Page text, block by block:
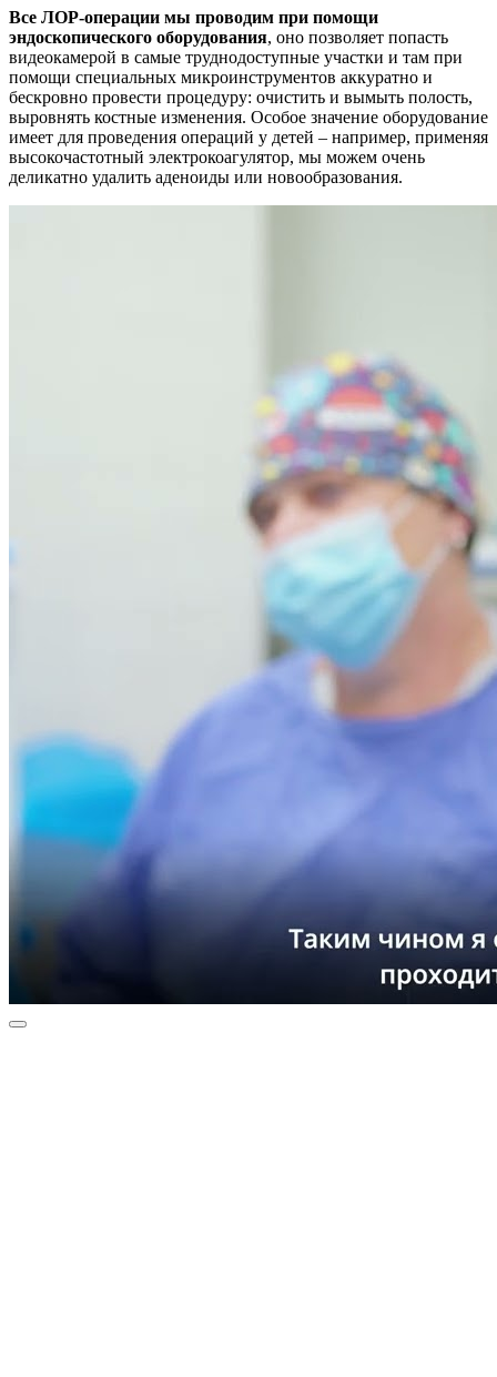
Все ЛОР-операции мы проводим при помощи
эндоскопического оборудования, оно позволяет попасть
видеокамерой в самые труднодоступные участки и там при
помощи специальных микроинструментов аккуратно и
бескровно провести процедуру: очистить и вымыть полость,
выровнять костные изменения. Особое значение оборудование
имеет для проведения операций у детей – например, применяя
высокочастотный электрокоагулятор, мы можем очень
деликатно удалить аденоиды или новообразования.